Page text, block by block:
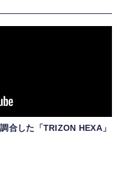
合した「TRIZON HEXA」